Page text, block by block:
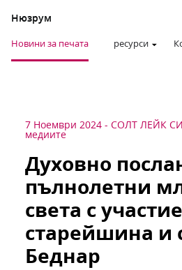
Нюзрум
Новини за печата ресурси
7 Ноември 2024 - СОЛТ ЛЕЙК
медиите
Духовно
пълнолетни
света с
старейшина и
Беднар